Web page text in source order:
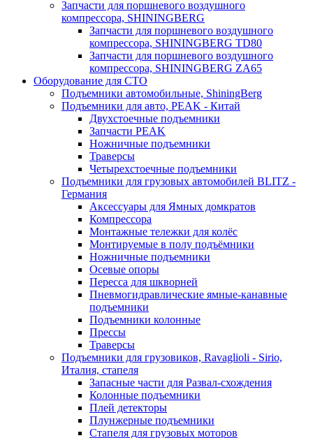
Запчасти для поршневого воздушного
компрессора, SHININGBERG
Запчасти для поршневого воздушного
компрессора, SHININGBERG TD80
Запчасти для поршневого воздушного
компрессора, SHININGBERG ZA65
Оборудование для СТО
Подъемники автомобильные, ShiningBerg
Подъемники для авто, PEAK - Китай
Двухстоечные подъемники
Запчасти PEAK
Ножничные подъемники
Траверсы
Четырехстоечные подъемники
Подъемники для грузовых автомобилей BLITZ -
Германия
Аксессуары для Ямных домкратов
Компрессора
Монтажные тележки для колёс
Монтируемые в полу подъёмники
Ножничные подъемники
Осевые опоры
Пересса для шкворней
Пневмогидравлические ямные-канавные
подъемники
Подъемники колонные
Прессы
Траверсы
Подъемники для грузовиков, Ravaglioli - Sirio,
Италия, стапеля
Запасные части для Развал-схождения
Колонные подъемники
Плей детекторы
Плунжерные подъемники
Стапеля для грузовых моторов